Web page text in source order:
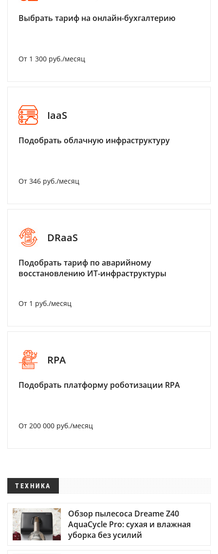
Выбрать тариф на онлайн-бухгалтерию
От 1 300 руб./месяц
IaaS
Подобрать облачную инфраструктуру
От 346 руб./месяц
DRaaS
Подобрать тариф по аварийному
восстановлению ИТ-инфраструктуры
От 1 руб./месяц
RPA
Подобрать платформу роботизации RPA
От 200 000 руб./месяц
ТЕХНИКА
Обзор пылесоса Dreame Z40
AquaCycle Pro: сухая и влажная
уборка без усилий